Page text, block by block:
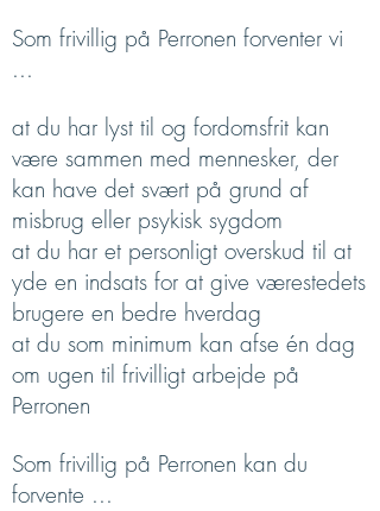
Som frivillig på Perronen forventer vi
...
at du har lyst til og fordomsfrit kan
være sammen med mennesker, der
kan have det svært på grund af
misbrug eller psykisk sygdom
at du har et personligt overskud til at
yde en indsats for at give værestedets
brugere en bedre hverdag
at du som minimum kan afse én dag
om ugen til frivilligt arbejde på
Perronen
Som frivillig på Perronen kan du
forvente ...